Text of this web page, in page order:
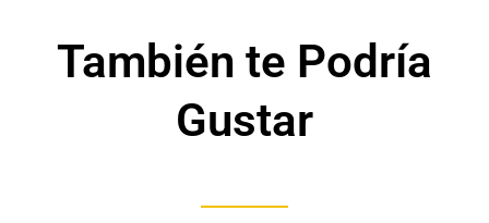
También te Podría
Gustar